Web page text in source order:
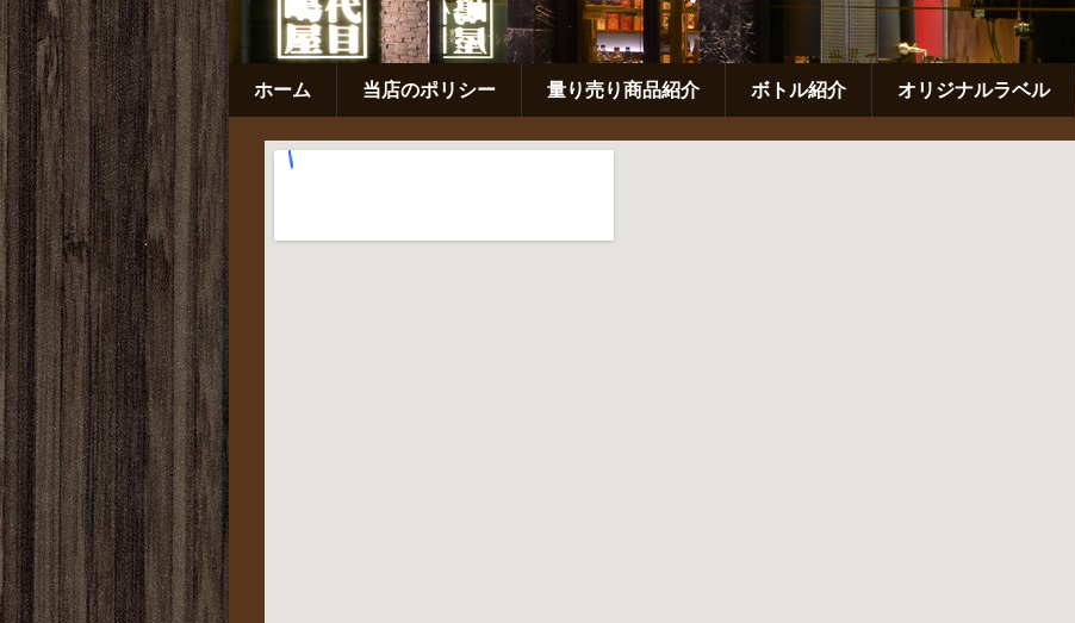
ホーム 当店のポリシー 量り売り商品紹介 ボトル紹介 オリジナルラベル